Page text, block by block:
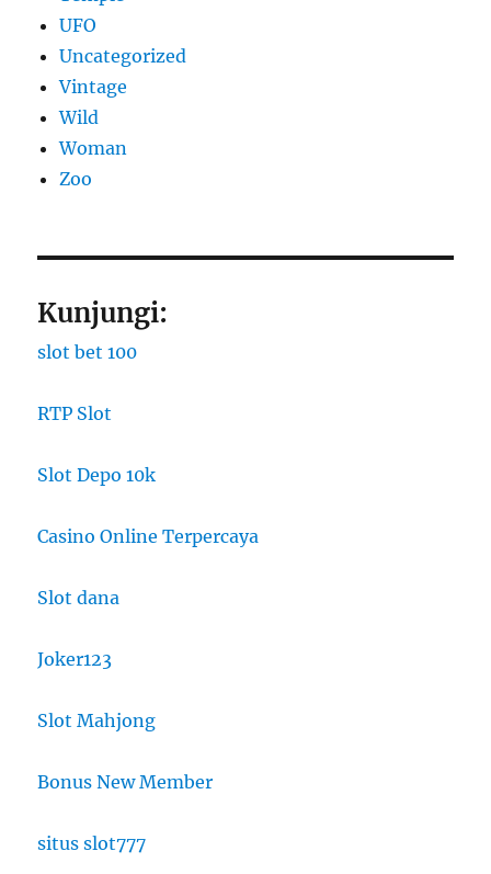
UFO
Uncategorized
Vintage
Wild
Woman
Zoo
Kunjungi:
slot bet 100
RTP Slot
Slot Depo 10k
Casino Online Terpercaya
Slot dana
Joker123
Slot Mahjong
Bonus New Member
situs slot777